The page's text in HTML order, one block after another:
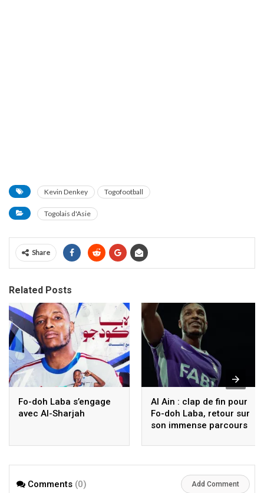
Kevin Denkey Togofootball
Togolais d'Asie
Share
Related Posts
Fo-doh Laba s’engage
avec Al-Sharjah
Al Ain : clap de fin pour
Fo-doh Laba, retour sur
son immense parcours
Comments (0) Add Comment